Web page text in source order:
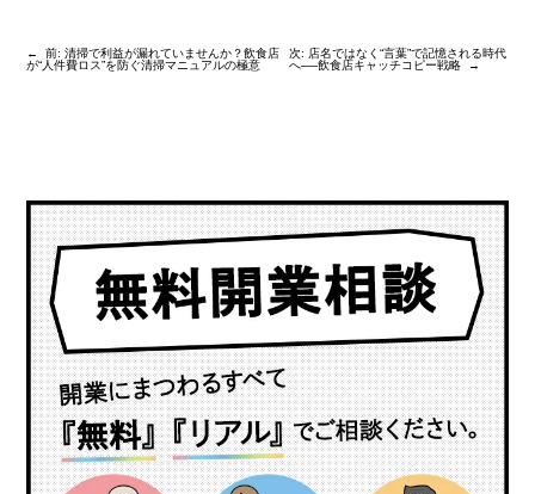
← 前:清掃で利益が漏れていませんか？飲食店
が“人件費ロス”を防ぐ清掃マニュアルの極意
次: 店名ではなく“言葉”で記憶される時代
へ──飲食店キャッチコピー戦略
→